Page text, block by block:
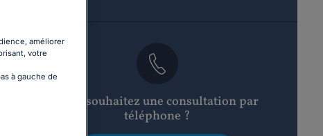
Vous souhaitez une consultation par
téléphone ?
améliorer
votre
à gauche de